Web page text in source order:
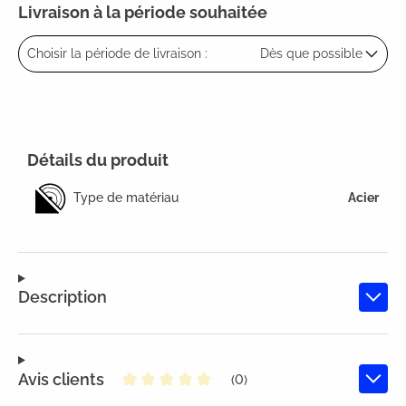
Livraison à la période souhaitée
Choisir la période de livraison : Dès que possible
Description
Avis clients
(0)
Détails du produit
Type de matériau Acier